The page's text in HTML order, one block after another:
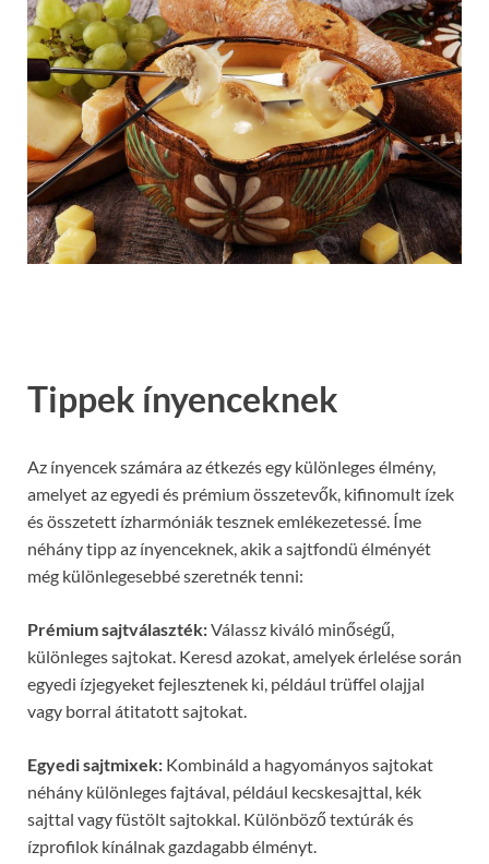
Tippek ínyenceknek
Az ínyencek számára az étkezés egy különleges élmény,
amelyet az egyedi és prémium összetevők, kifinomult ízek
és összetett ízharmóniák tesznek emlékezetessé. Íme
néhány tipp az ínyenceknek, akik a sajtfondü élményét
még különlegesebbé szeretnék tenni:
Prémium sajtválaszték:Válassz kiváló minőségű,
különleges sajtokat. Keresd azokat, amelyek érlelése során
egyedi ízjegyeket fejlesztenek ki, például trüffel olajjal
vagy borral átitatott sajtokat.
Egyedi sajtmixek: Kombináld a hagyományos sajtokat
néhány különleges fajtával, például kecskesajttal, kék
sajttal vagy füstölt sajtokkal. Különböző textúrák és
ízprofilok kínálnak gazdagabb élményt.